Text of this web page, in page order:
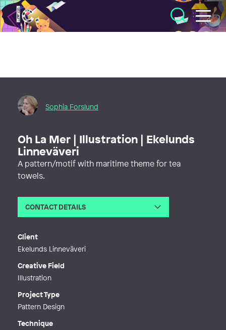
Illustratörcentrum
Sophia Forslund
Oh La Mer | Illustration | Ekelunds
Linneväveri
A pattern/motif with maritime theme for tea
towels.
CONTACT DETAILS
about
Client
Ekelunds Linneväveri
Creative Field
Illustration
Project Type
Pattern Design
Technique